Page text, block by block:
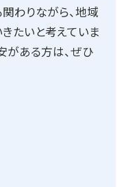
わりながら、地域
たいと考えていま
がある方は、ぜひ